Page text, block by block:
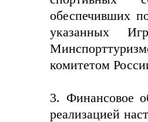
обеспечивших
указанных
комитетом
3. Финансовое
реализацией